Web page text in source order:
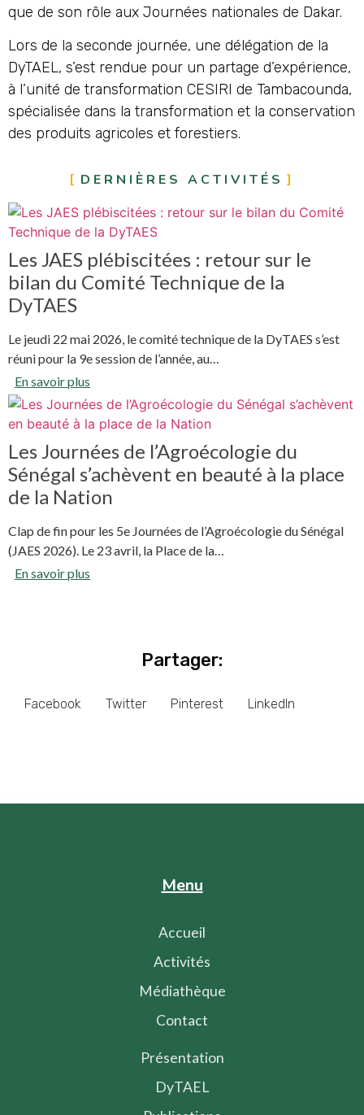
que de son rôle aux Journées nationales de Dakar.
Lors de la seconde journée, une délégation de la
DyTAEL, s’est rendue pour un partage d’expérience,
à l’unité de transformation CESIRI de Tambacounda,
spécialisée dans la transformation et la conservation
des produits agricoles et forestiers.
DERNIÈRES ACTIVITÉS
Les JAES plébiscitées : retour sur le
bilan du Comité Technique de la
DyTAES
Le jeudi 22 mai 2026, le comité technique de la DyTAES s’est
réuni pour la 9e session de l’année, au…
En savoir plus
Les Journées de l’Agroécologie du
Sénégal s’achèvent en beauté à la place
de la Nation
Clap de fin pour les 5e Journées de l’Agroécologie du Sénégal
(JAES 2026). Le 23 avril, la Place de la…
En savoir plus
Partager:
Facebook Twitter Pinterest LinkedIn
Menu
Accueil
Activités
Médiathèque
Contact
Présentation
DyTAEL